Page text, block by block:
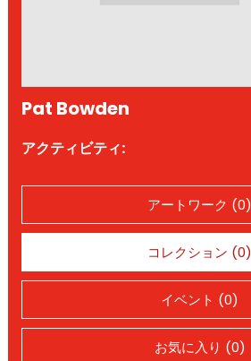
Pat Bowden
アクティビティ:
アートワーク (0)
コレクション (0)
イベント (0)
お気に入り (0)